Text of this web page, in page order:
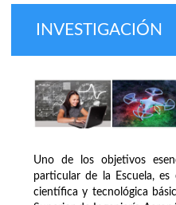
INVESTIGACIÓN
Uno de los objetivos
particular de la Escuela,
científica y tecnológica